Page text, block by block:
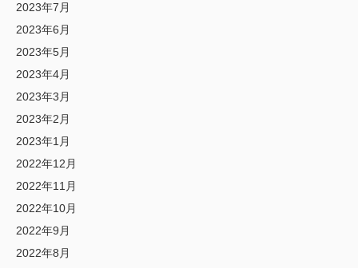
2023年7月
2023年6月
2023年5月
2023年4月
2023年3月
2023年2月
2023年1月
2022年12月
2022年11月
2022年10月
2022年9月
2022年8月